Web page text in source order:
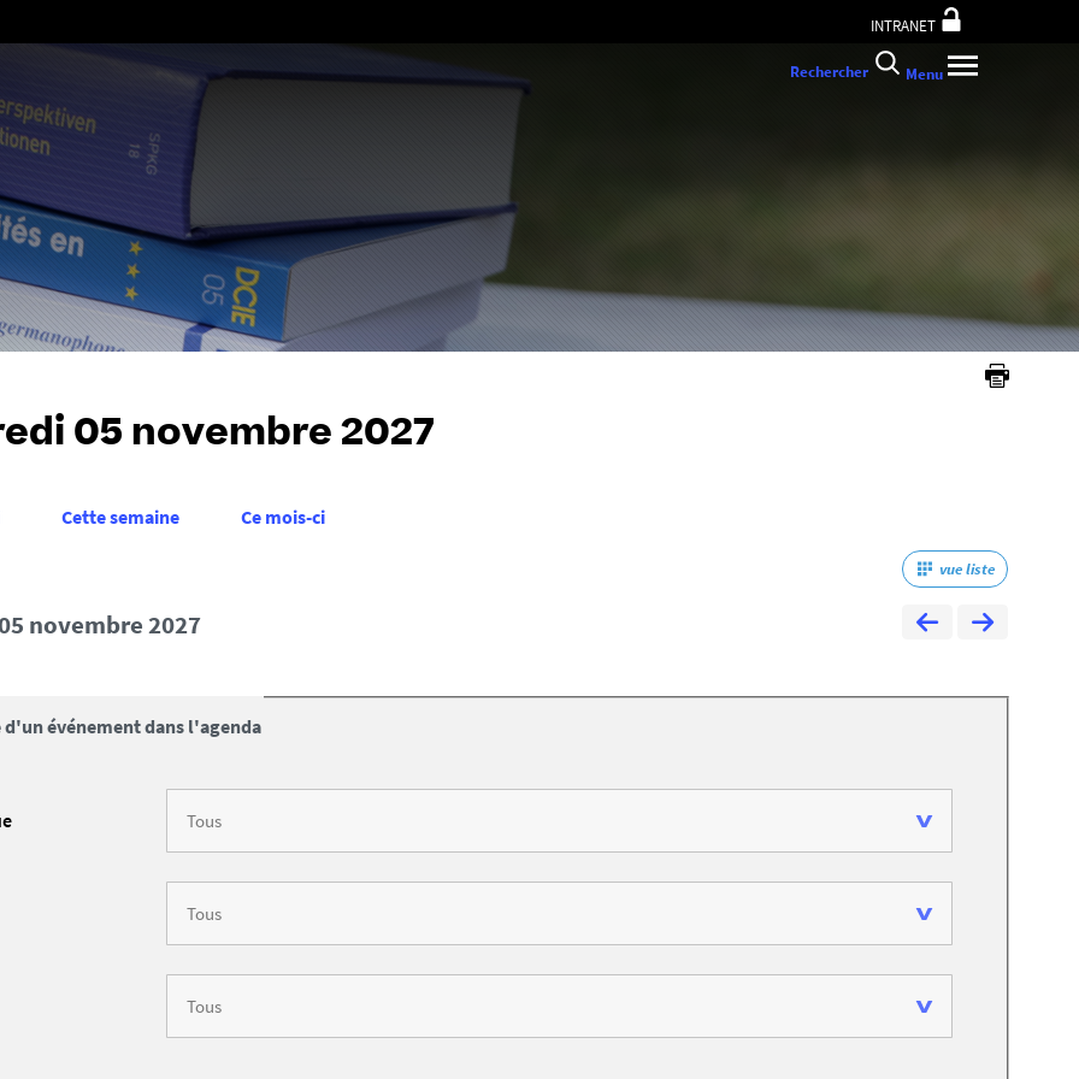
au
contenu
INTRANET
Rechercher Menu
05 novembre 2027
Cette semaine Ce mois-ci
vue liste
novembre 2027
d'un événement dans l'agenda